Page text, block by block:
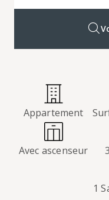
Appartement
Avec ascenseur
1